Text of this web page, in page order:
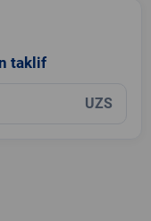
taklif
UZS